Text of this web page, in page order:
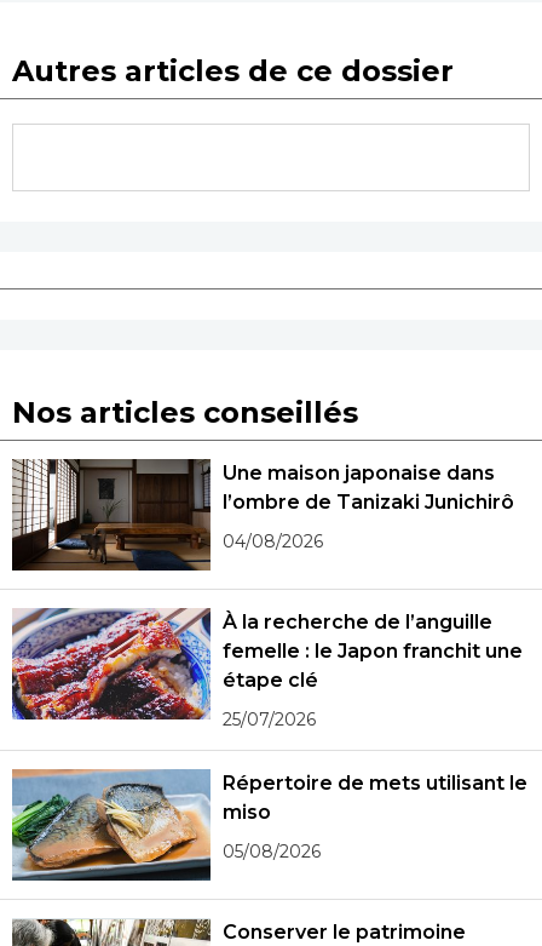
Autres articles de ce dossier
Nos articles conseillés
Une maison japonaise dans
l’ombre de Tanizaki Junichirô
04/08/2026
À la recherche de l’anguille
femelle : le Japon franchit une
étape clé
25/07/2026
Répertoire de mets utilisant le
miso
05/08/2026
Conserver le patrimoine